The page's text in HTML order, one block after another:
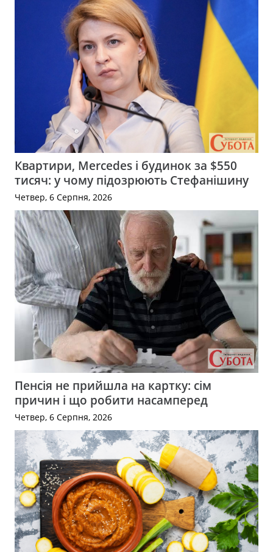
Квартири, Mercedes і будинок за $550
тисяч: у чому підозрюють Стефанішину
Четвер, 6 Серпня, 2026
Пенсія не прийшла на картку: сім
причин і що робити насамперед
Четвер, 6 Серпня, 2026